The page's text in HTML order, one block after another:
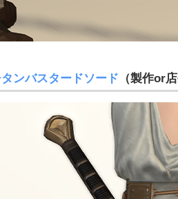
ンバスタードソード （製作or